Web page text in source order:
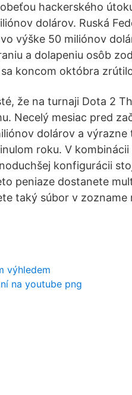
hackerského
dolárov. Ruská
výške 50 miliónov
a dolapeniu osôb
koncom októbra
že na turnaji Dota 2
Necelý mesiac pred
dolárov a
roku. V
konfigurácii
peniaze dostanete
taký súbor v
výhledem
na youtube png